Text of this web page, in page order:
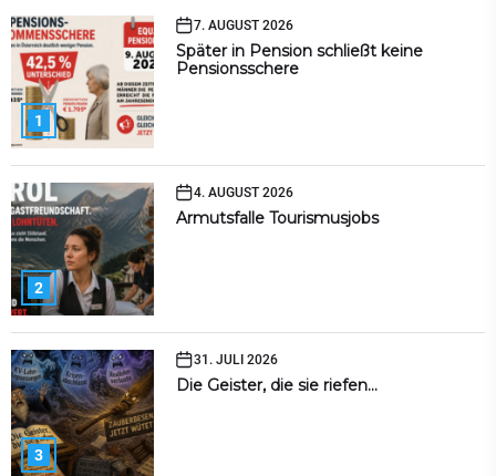
1
7. AUGUST 2026
Später in Pension schließt keine
Pensionsschere
2
4. AUGUST 2026
Armutsfalle Tourismusjobs
3
31. JULI 2026
Die Geister, die sie riefen…